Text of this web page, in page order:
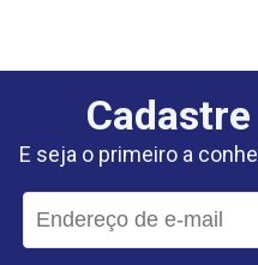
E seja o primeiro a